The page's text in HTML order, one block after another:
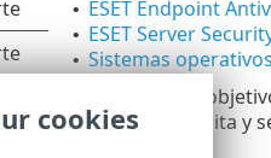
• ESET Endpoint
• ESET Server
• Sistemas
ESET tiene como
proveedor lo admita y
cookies